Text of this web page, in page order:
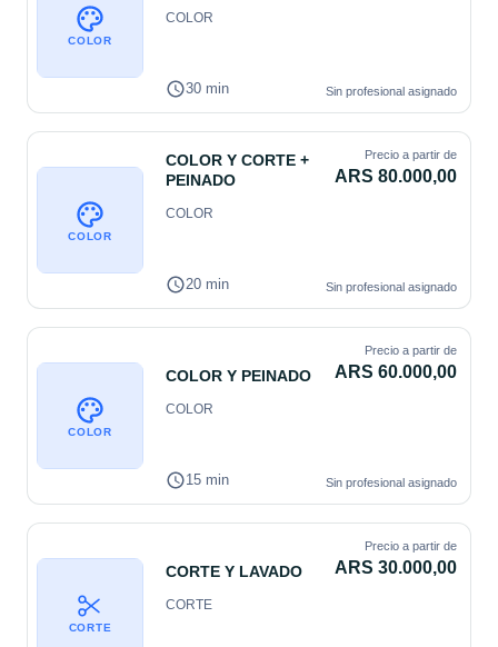
COLOR
COLOR
30 min Sin profesional asignado
COLOR
COLOR Y CORTE +
PEINADO
Precio a partir de
ARS 80.000,00
COLOR
20 min Sin profesional asignado
COLOR
COLOR Y PEINADO
Precio a partir de
ARS 60.000,00
COLOR
15 min Sin profesional asignado
CORTE
CORTE Y LAVADO
Precio a partir de
ARS 30.000,00
CORTE